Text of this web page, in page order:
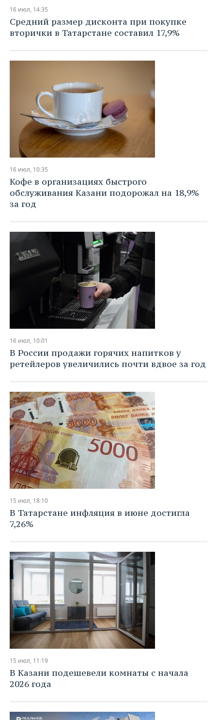
16 июл, 14:35
Средний размер дисконта при покупке
вторички в Татарстане составил 17,9%
16 июл, 10:35
Кофе в организациях быстрого
обслуживания Казани подорожал на 18,9%
за год
16 июл, 10:01
В России продажи горячих напитков у
ретейлеров увеличились почти вдвое за год
15 июл, 18:10
В Татарстане инфляция в июне достигла
7,26%
15 июл, 11:19
В Казани подешевели комнаты с начала
2026 года